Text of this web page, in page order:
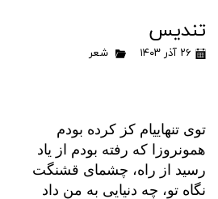
تندیس
۲۶ آذر ۱۴۰۳ شعر
توی تنهاییام کز کرده بودم
همونروزا که رفته بودم از یاد
رسید از راه، چشمای قشنگت
نگاه تو، چه دنیایی به من داد